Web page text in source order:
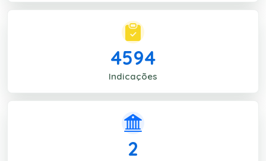
4594
Indicações
2